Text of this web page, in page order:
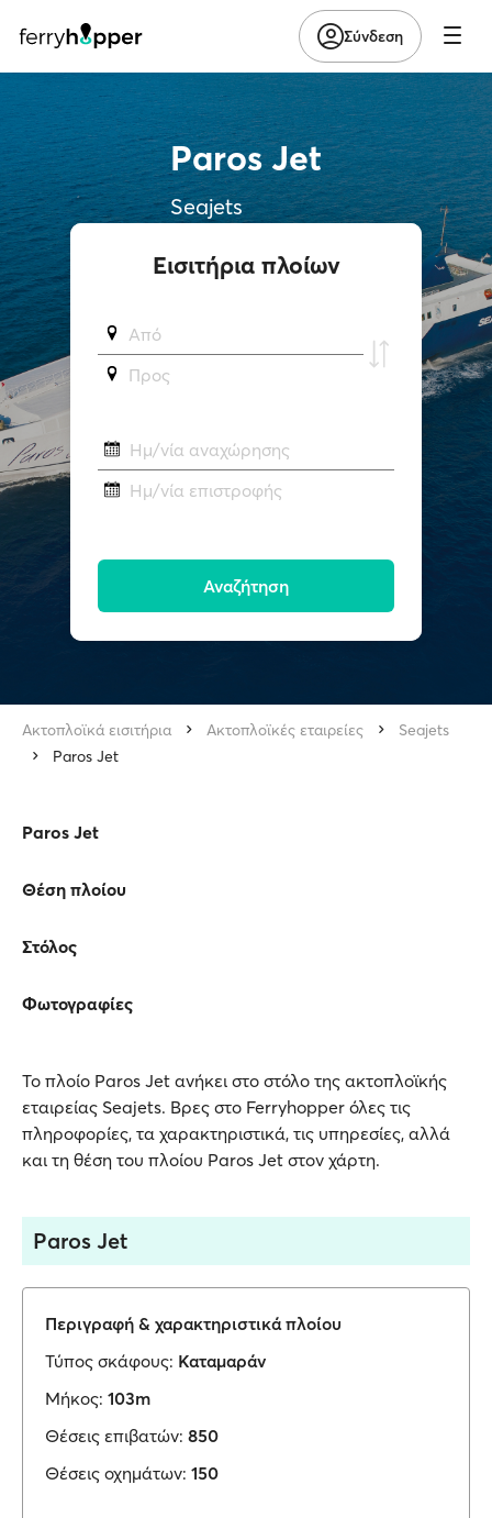
Σύνδεση
Paros Jet
Seajets
Εισιτήρια πλοίων
Από
Προς
Ημ/νία αναχώρησης
Ημ/νία επιστροφής
Αναζήτηση
Ακτοπλοϊκά εισιτήρια Ακτοπλοϊκές εταιρείες
Seajets
Paros Jet
Paros Jet
Θέση πλοίου
Στόλος
Φωτογραφίες
Το πλοίο Paros Jet ανήκει στο στόλο της ακτοπλοϊκής
εταιρείας Seajets. Βρες στο Ferryhopper όλες τις
πληροφορίες, τα χαρακτηριστικά, τις υπηρεσίες, αλλά
και τη θέση του πλοίου Paros Jet στον χάρτη.
Paros Jet
Περιγραφή & χαρακτηριστικά πλοίου
Τύπος σκάφους: Καταμαράν
Μήκος: 103m
Θέσεις επιβατών: 850
Θέσεις οχημάτων: 150